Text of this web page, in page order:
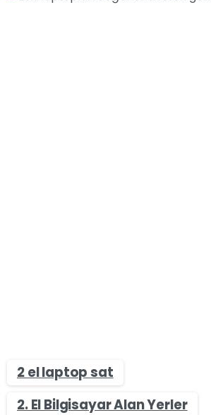
2 el laptop sat
2. El Bilgisayar Alan Yerler